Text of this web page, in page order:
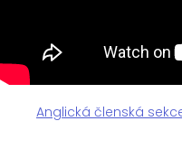
Anglická členská